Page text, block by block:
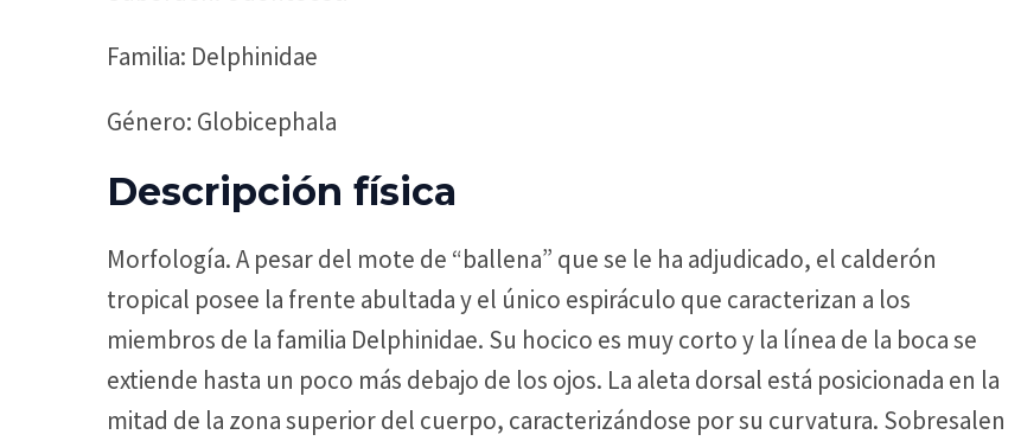
Familia: Delphinidae
Género: Globicephala
Descripción física
Morfología. A pesar del mote de “ballena” que se le ha adjudicado, el calderón
tropical posee la frente abultada y el único espiráculo que caracterizan a los
miembros de la familia Delphinidae. Su hocico es muy corto y la línea de la boca se
extiende hasta un poco más debajo de los ojos. La aleta dorsal está posicionada en la
mitad de la zona superior del cuerpo, caracterizándose por su curvatura. Sobresalen